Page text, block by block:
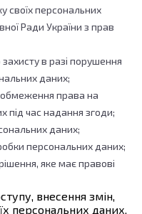
своїх персональних
Ради України з прав
в разі порушення
даних;
права на
під час надання згоди;
даних;
персональних даних;
яке має правові
внесення змін,
персональних даних,